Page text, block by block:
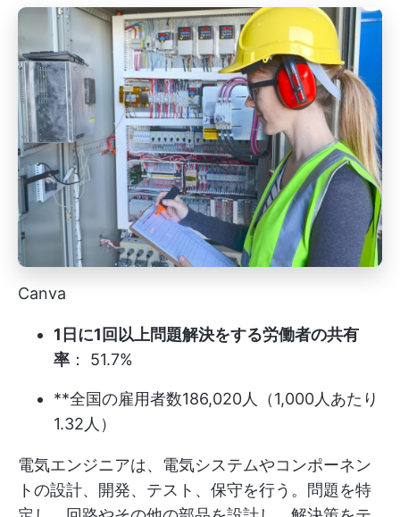
Canva
1日に1回以上問題解決をする労働者の共有
率 ： 51.7%
**全国の雇用者数186,020人（1,000人あたり
1.32人）
電気エンジニアは、電気システムやコンポーネン
トの設計、開発、テスト、保守を行う。問題を特